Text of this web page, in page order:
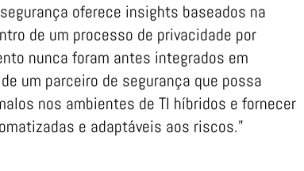
oferece insights baseados na
de um processo de privacidade por
nunca foram antes integrados em
um parceiro de segurança que possa
nos ambientes de TI híbridos e fornecer
e adaptáveis aos riscos.”